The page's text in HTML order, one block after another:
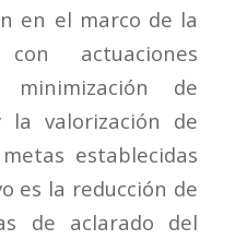
en el marco de la
actuaciones
de
la valorización de
establecidas
es la reducción de
de aclarado del